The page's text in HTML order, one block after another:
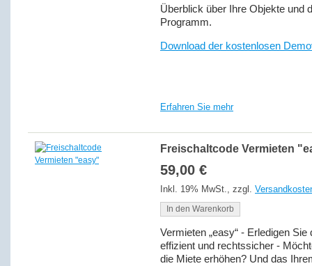
Überblick über Ihre Objekte und
Programm.
Download der kostenlosen
Erfahren Sie mehr
Freischaltcode Vermieten
59,00 €
Inkl. 19% MwSt., zzgl.
In den Warenkorb
Vermieten „easy“ - Erledigen
effizient und rechtssicher -
die Miete erhöhen? Und das